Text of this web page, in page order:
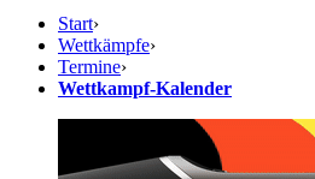
Start›
Wettkämpfe›
Termine›
Wettkampf-Kalender